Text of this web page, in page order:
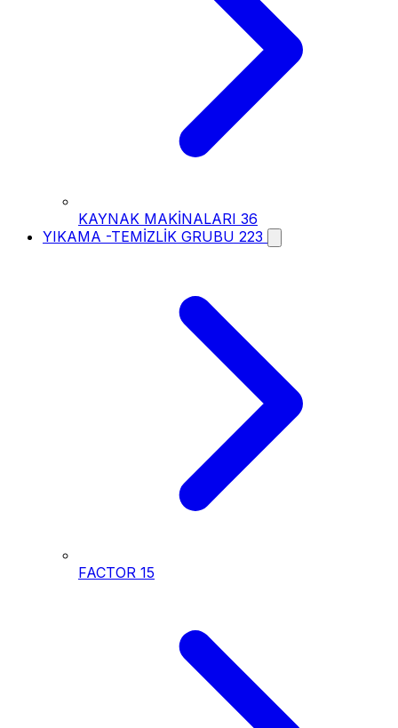
KAYNAK MAKİNALARI 36
YIKAMA -TEMİZLİK GRUBU 223
FACTOR 15